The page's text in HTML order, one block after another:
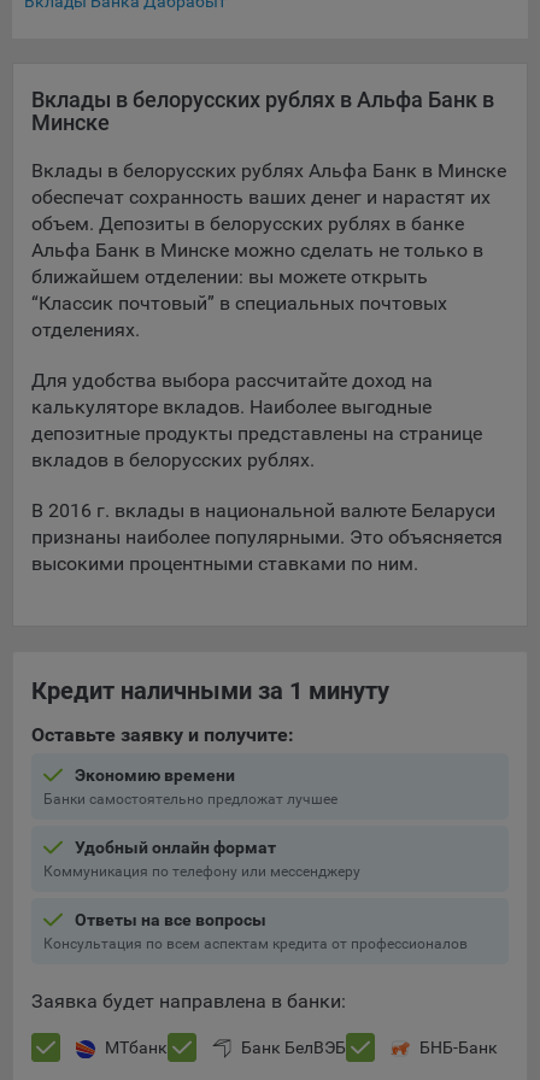
составить представление о тенденциях использования
9.5. Файлы cookie, применяемые для определения целевой
аудитории и в рекламных целях, например Яндекс.Метрика,
Технические/Функциональные, хранятся не более года;
Необходимые для функционирования веб-аналитических
платформ «Google Analytics», «Яндекс.Метрика»
(статистические), установлены на сервере Общества и не
Остальные - не более года.
Отключение аналитических файлов cookie не позволяет
определять предпочтения пользователей сайта, в том числе
меры по совершенствованию работы сайта исходя из
предпочтений пользователей.
При этом, некоторые браузеры позволяют посещать
того, субъект персональных данных может удалить ранее
сохраненные файлов cookie выбрав соответствующую
опцию в истории браузера.
Подробнее о параметрах управления можно ознакомиться,
перейдя по внешним ссылкам, ведущим на
Firefox
Safari
Microsoft Edge
Internet Explorer
Вклады в белорусских рублях в Альфа Банк в
Минске
Вклады в белорусских рублях Альфа Банк в Минске
обеспечат сохранность ваших денег и нарастят их
объем. Депозиты в белорусских рублях в банке
Альфа Банк в Минске можно сделать не только в
ближайшем отделении: вы можете открыть
“Классик почтовый” в специальных почтовых
отделениях.
Для удобства выбора рассчитайте доход на
калькуляторе вкладов. Наиболее выгодные
депозитные продукты представлены на странице
вкладов в белорусских рублях.
В 2016 г. вклады в национальной валюте Беларуси
признаны наиболее популярными. Это объясняется
высокими процентными ставками по ним.
Кредит наличными за 1 минуту
Оставьте заявку и получите:
Экономию времени
Банки самостоятельно предложат лучшее
Удобный онлайн формат
Коммуникация по телефону или мессенджеру
Ответы на все вопросы
Консультация по всем аспектам кредита от профессионалов
Заявка будет направлена в банки:
МТбанк Банк БелВЭБ БНБ-Банк